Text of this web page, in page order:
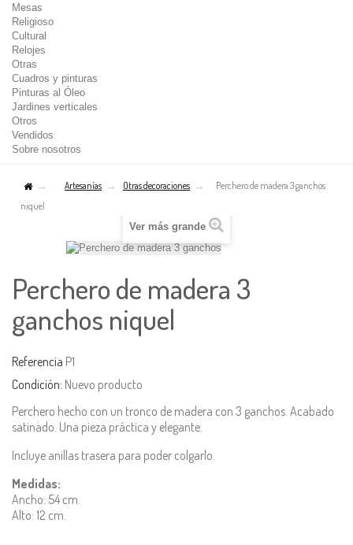
Mesas
Religioso
Cultural
Relojes
Otras
Cuadros y pinturas
Pinturas al Óleo
Jardines verticales
Otros
Vendidos
Sobre nosotros
Artesanías Otras decoraciones
Perchero de madera 3 ganchos
niquel
Ver más grande
Perchero de madera 3
ganchos niquel
Referencia P1
Condición: Nuevo producto
Perchero hecho con un tronco de madera con 3 ganchos. Acabado
satinado. Una pieza práctica y elegante.
Incluye anillas trasera para poder colgarlo.
Medidas:
Ancho: 54 cm.
Alto: 12 cm.